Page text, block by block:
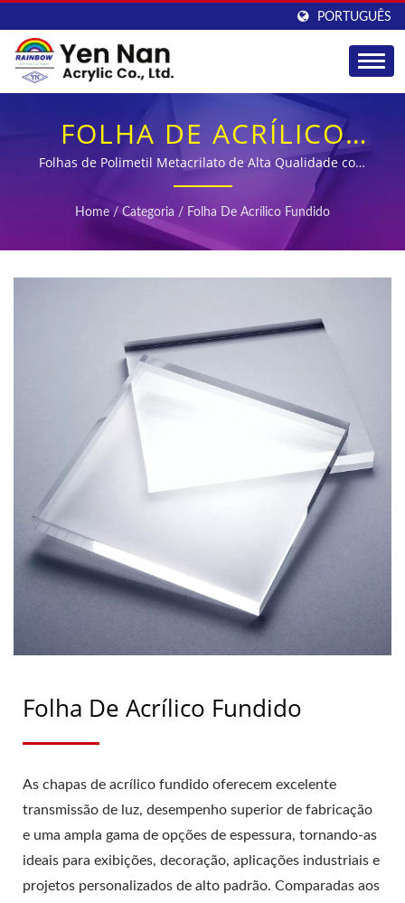
PORTUGUÊS
FOLHA DE ACRÍLICO
FUNDIDO
PROFISSIONAL &
SOLUÇÕES DE PMMA
PLEXIGLASS
Folhas de Polimetil Metacrilato de Alta Qualidade com
Excelente Transparência e Resistência às Intempéries
Home / Categoria / Folha De Acrílico Fundido
Folha De Acrílico Fundido
As chapas de acrílico fundido oferecem excelente
transmissão de luz, desempenho superior de fabricação
e uma ampla gama de opções de espessura, tornando-as
ideais para exibições, decoração, aplicações industriais e
projetos personalizados de alto padrão. Comparadas aos